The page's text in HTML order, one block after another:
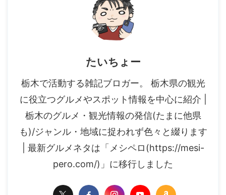
たいちょー
栃木で活動する雑記ブロガー。 栃木県の観光
に役立つグルメやスポット情報を中心に紹介 |
栃木のグルメ・観光情報の発信(たまに他県
も)/ジャンル・地域に捉われず色々と綴ります
| 最新グルメネタは「メシペロ(https://mesi-
pero.com/)」に移行しました